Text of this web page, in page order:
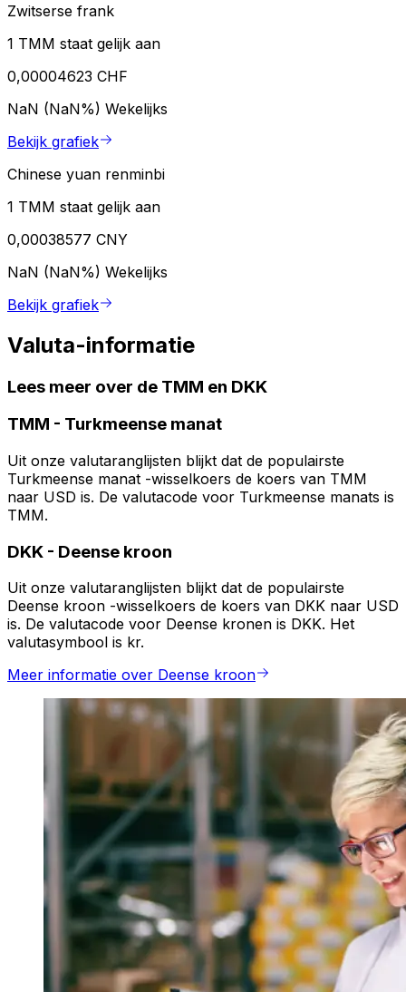
Zwitserse frank
1 TMM staat gelijk aan
0,00004623 CHF
NaN (NaN%) Wekelijks
Bekijk grafiek
Chinese yuan renminbi
1 TMM staat gelijk aan
0,00038577 CNY
NaN (NaN%) Wekelijks
Bekijk grafiek
Valuta-informatie
Lees meer over de TMM en DKK
TMM - Turkmeense manat
Uit onze valutaranglijsten blijkt dat de populairste
Turkmeense manat -wisselkoers de koers van TMM
naar USD is. De valutacode voor Turkmeense manats is
TMM.
DKK - Deense kroon
Uit onze valutaranglijsten blijkt dat de populairste
Deense kroon -wisselkoers de koers van DKK naar USD
is. De valutacode voor Deense kronen is DKK. Het
valutasymbool is kr.
Meer informatie over Deense kroon